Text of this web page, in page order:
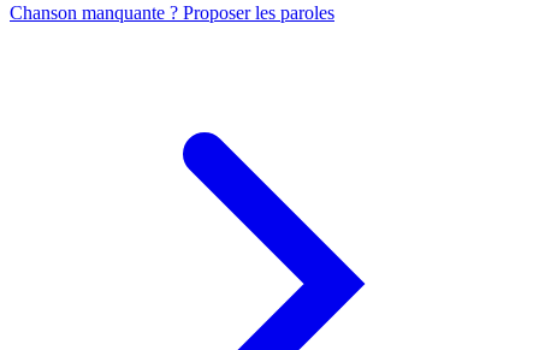
Chanson manquante ? Proposer les paroles